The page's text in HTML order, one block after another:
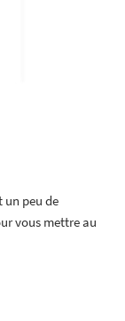
un peu de
vous mettre au